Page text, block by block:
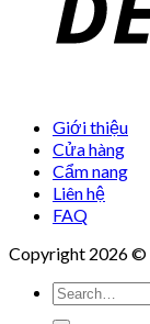
Giới thiệu
Cửa hàng
Cẩm nang
Liên hệ
FAQ
Copyright 2026 ©
Search
for: